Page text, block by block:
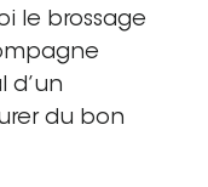
le brossage
d’un
du bon